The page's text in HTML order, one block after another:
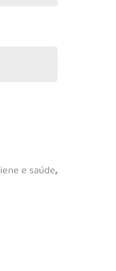
e saúde,